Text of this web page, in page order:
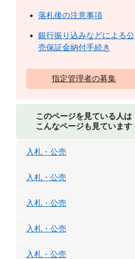
落札後の注意事項
銀行振り込みなどによる公
売保証金納付手続き
指定管理者の募集
このページを見ている人は
こんなページも見ています
入札・公売
入札・公売
入札・公売
入札・公売
入札・公売